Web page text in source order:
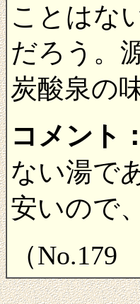
ことはな
だろう。
炭酸泉の
コメント：
ない湯で
安いので
（